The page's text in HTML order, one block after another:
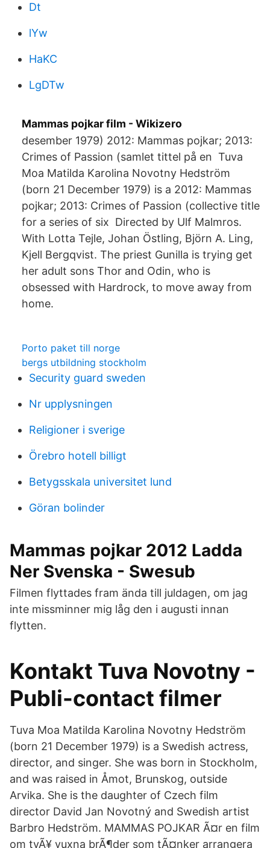
Dt
lYw
HaKC
LgDTw
Mammas pojkar film - Wikizero
desember 1979) 2012: Mammas pojkar; 2013:
Crimes of Passion (samlet tittel på en Tuva
Moa Matilda Karolina Novotny Hedström
(born 21 December 1979) is a 2012: Mammas
pojkar; 2013: Crimes of Passion (collective title
for a series of six Directed by Ulf Malmros.
With Lotta Tejle, Johan Östling, Björn A. Ling,
Kjell Bergqvist. The priest Gunilla is trying get
her adult sons Thor and Odin, who is
obsessed with Hardrock, to move away from
home.
Porto paket till norge
bergs utbildning stockholm
Security guard sweden
Nr upplysningen
Religioner i sverige
Örebro hotell billigt
Betygsskala universitet lund
Göran bolinder
Mammas pojkar 2012 Ladda
Ner Svenska - Swesub
Filmen flyttades fram ända till juldagen, om jag
inte missminner mig låg den i augusti innan
flytten.
Kontakt Tuva Novotny -
Publi-contact filmer
Tuva Moa Matilda Karolina Novotny Hedström
(born 21 December 1979) is a Swedish actress,
director, and singer. She was born in Stockholm,
and was raised in Åmot, Brunskog, outside
Arvika. She is the daughter of Czech film
director David Jan Novotný and Swedish artist
Barbro Hedström. MAMMAS POJKAR Ã¤r en film
om tvÃ¥ vuxna brÃ¶der som tÃ¤nker arrangera